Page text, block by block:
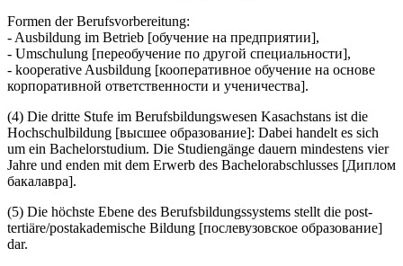
Formen der Berufsvorbereitung:
- Ausbildung im Betrieb [обучение на предприятии],
- Umschulung [переобучение по другой специальности],
- kooperative Ausbildung [кооперативное обучение на основе
корпоративной ответственности и ученичества].
(4) Die dritte Stufe im Berufsbildungswesen Kasachstans ist die
Hochschulbildung [высшее образование]: Dabei handelt es sich
um ein Bachelorstudium. Die Studiengänge dauern mindestens vier
Jahre und enden mit dem Erwerb des Bachelorabschlusses [Диплом
бакалавра].
(5) Die höchste Ebene des Berufsbildungssystems stellt die post-
tertiäre/postakademische Bildung [послевузовское образование]
dar.